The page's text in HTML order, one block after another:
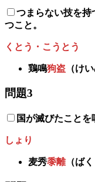
つまらない技を持
つこと。
くとう・こうとう
鶏鳴狗盗 （け
問題3
国が滅びたことを
しょり
麦秀黍離（ばく